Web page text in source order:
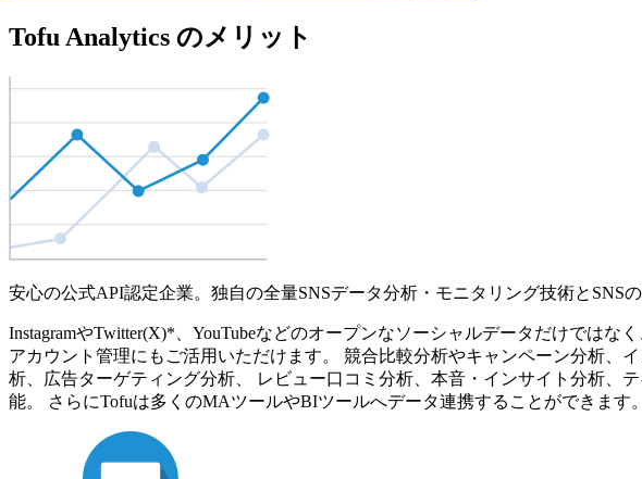
Tofu Analytics のメリット
安心の公式API認定企業。独自の全量SNSデータ分析・モニタリング技術とSNS
InstagramやTwitter(X)*、YouTubeなどのオープンなソーシャルデータだけでは
アカウント管理にもご活用いただけます。 競合比較分析やキャンペーン分析、
析、広告ターゲティング分析、 レビュー口コミ分析、本音・インサイト分析、
能。 さらにTofuは多くのMAツールやBIツールへデータ連携することができます